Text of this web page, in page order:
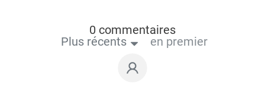
0 commentaires
Plus récents
en premier